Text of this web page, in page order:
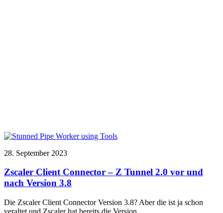
28. September 2023
Zscaler Client Connector – Z Tunnel 2.0 vor und
nach Version 3.8
Die Zscaler Client Connector Version 3.8? Aber die ist ja schon
veraltet und Zscaler hat bereits die Version…